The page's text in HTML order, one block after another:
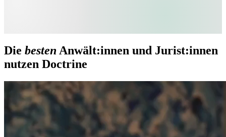
Die besten Anwält:innen und Jurist:innen
nutzen Doctrine